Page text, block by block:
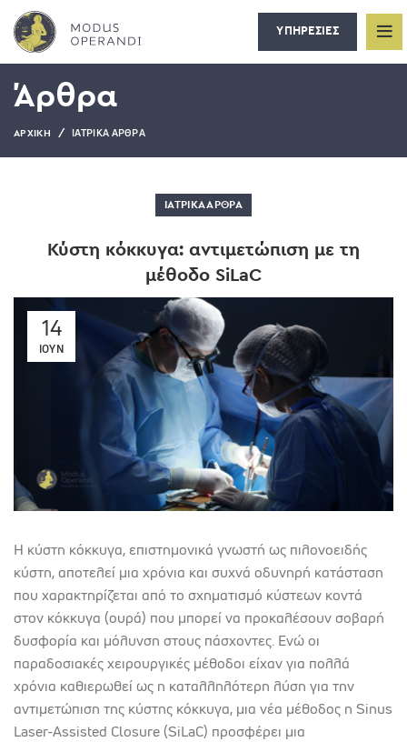
ΥΠΗΡΕΣΙΕΣ
Άρθρα
ΑΡΧΙΚΉ ΙΑΤΡΙΚΆ ΆΡΘΡΑ
ΙΑΤΡΙΚΆ ΆΡΘΡΑ
Κύστη κόκκυγα: αντιμετώπιση με τη
μέθοδο SiLaC
14
ΙΟΎΝ
Η κύστη κόκκυγα, επιστημονικά γνωστή ως πιλονοειδής
κύστη, αποτελεί μια χρόνια και συχνά οδυνηρή κατάσταση
που χαρακτηρίζεται από το σχηματισμό κύστεων κοντά
στον κόκκυγα (ουρά) που μπορεί να προκαλέσουν σοβαρή
δυσφορία και μόλυνση στους πάσχοντες. Ενώ οι
παραδοσιακές χειρουργικές μέθοδοι είχαν για πολλά
χρόνια καθιερωθεί ως η καταλληλότερη λύση για την
αντιμετώπιση της κύστης κόκκυγα, μια νέα μέθοδος η Sinus
Laser-Assisted Closure (SiLaC) προσφέρει μια